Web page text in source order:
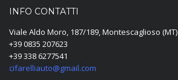
INFO CONTATTI
Viale Aldo Moro, 187/189, Montescaglioso (MT)
+39 0835 207623
+39 338 6277541
cifarelliauto@gmail.com